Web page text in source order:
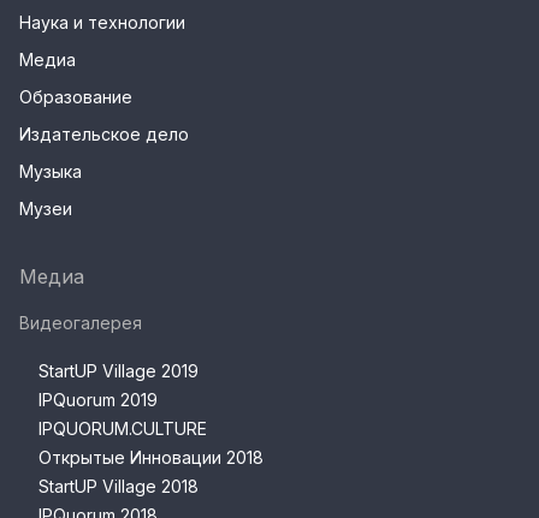
Наука и технологии
Медиа
Образование
Издательское дело
Музыка
Музеи
Медиа
Видеогалерея
StartUP Village 2019
IPQuorum 2019
IPQUORUM.CULTURE
Открытые Инновации 2018
StartUP Village 2018